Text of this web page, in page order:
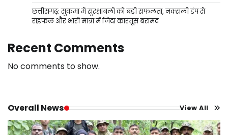
छत्तीसगढ़: सुकमा में सुरक्षाबलों को बड़ी सफलता, नक्सली डंप से
राइफल और भारी मात्रा में जिंदा कारतूस बरामद
Recent Comments
No comments to show.
Overall News View All